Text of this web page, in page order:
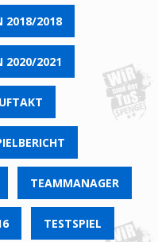
2018/2018
2020/2021
TEAMMANAGER
TESTSPIEL